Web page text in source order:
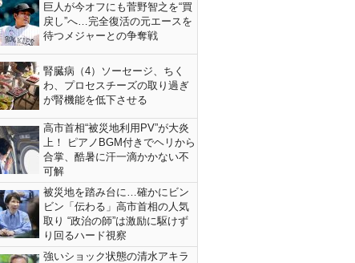
巨人が今オフにも菅野智之を“買
戻し”へ…完全復活の元エースを
待つメジャーとの争奪戦
腎臓病（4）ソーセージ、ちく
わ、プロセスチーズの取り過ぎ
が腎機能を低下させる
高市首相“被災地利用PV”が大炎
上！ ピアノBGM付きでヘリから
合掌、酷暑に汗一滴かかない不
可解
被災地を踏み台に…確かにビン
ビン「伝わる」高市首相の人気
取り “政治の師”は激励に駆けず
り回るハード視察
強いショック状態の清水アキラ